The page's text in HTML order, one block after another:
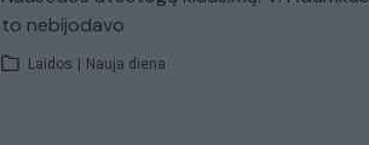
to nebijodavo
Laidos | Nauja diena